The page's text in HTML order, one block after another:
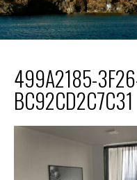
499A2185-
BC92CD2C7C31